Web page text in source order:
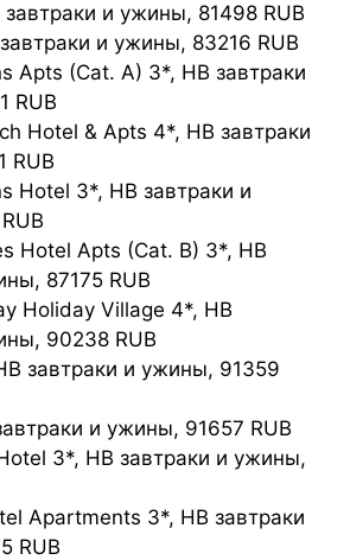
и ужины, 81498 RUB
и ужины, 83216 RUB
Apts (Cat. A) 3*, HB завтраки
RUB
Hotel & Apts 4*, HB завтраки
RUB
Hotel 3*, HB завтраки и
Hotel Apts (Cat. B) 3*, HB
87175 RUB
Holiday Village 4*, HB
90238 RUB
завтраки и ужины, 91359
и ужины, 91657 RUB
3*, HB завтраки и ужины,
Apartments 3*, HB завтраки
RUB